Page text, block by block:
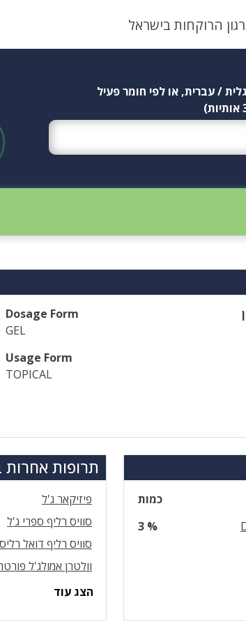
הרוקחות בישראל
/ עברית, או לפי חומר פעיל
Dosage Form
GEL
Usage Form
TOPICAL
כמות
3 %
תרופות אחרות
פיזיקאר ג'ל
סוויס רליף ספרי ג'ל
סוויס רליף דואל רליס
וולטרן אמולג'ל
הצג עוד